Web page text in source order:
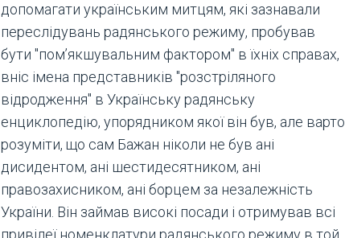
допомагати українським митцям, які зазнавали
переслідувань радянського режиму, пробував
бути "пом’якшувальним фактором" в їхніх справах,
вніс імена представників "розстріляного
відродження" в Українську радянську
енциклопедію, упорядником якої він був, але варто
розуміти, що сам Бажан ніколи не був ані
дисидентом, ані шестидесятником, ані
правозахисником, ані борцем за незалежність
України. Він займав високі посади і отримував всі
привілеї номенклатури радянського режиму в той